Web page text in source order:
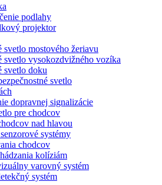
podlahy
projektor
svetlo mostového žeriavu
svetlo vysokozdvižného vozíka
svetlo doku
svetlo
dopravnej signalizácie
pre chodcov
nad hlavou
systémy
chodcov
kolíziám
varovný systém
systém